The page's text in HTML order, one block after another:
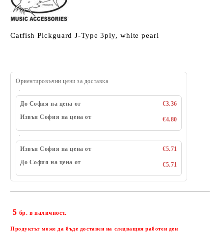
Catfish Pickguard J-Type 3ply, white pearl
Ориентировъчни цени за доставка
До София на цена от
€3.36
Извън София на цена от
€4.80
Извън София на цена от
€5.71
До София на цена от
€5.71
5 бр. в наличност.
Продуктът може да бъде доставен на следващия работен ден